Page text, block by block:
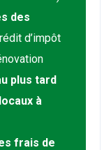
des
d’impôt
plus tard
locaux à
frais de